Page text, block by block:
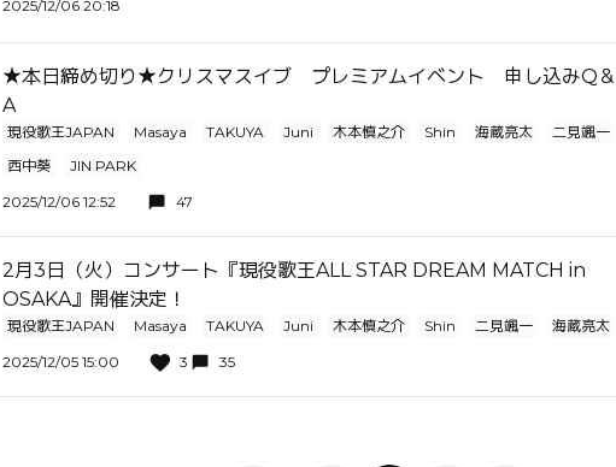
2025/12/06 20:18
★本日締め切り★クリスマスイブ プレミアムイベント 申し込みQ＆
A
現役歌王JAPAN Masaya TAKUYA Juni 木本慎之介 Shin 海蔵亮太
二見颯一
西中葵
JIN PARK
2025/12/06 12:52
47
2月3日（火）コンサート『現役歌王ALL STAR DREAM MATCH in
OSAKA』開催決定！
現役歌王JAPAN Masaya TAKUYA Juni 木本慎之介 Shin 二見颯一
海蔵亮太
2025/12/05 15:00
3 35